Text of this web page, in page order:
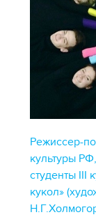
Режиссер-
культуры
студенты III
кукол»